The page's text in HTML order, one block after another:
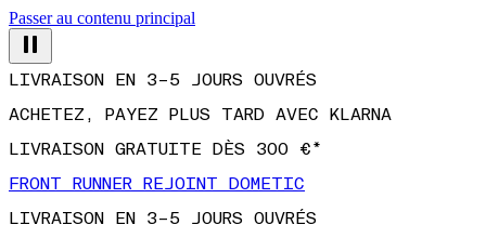
Passer au contenu principal
LIVRAISON EN 3–5 JOURS OUVRÉS
ACHETEZ, PAYEZ PLUS TARD AVEC KLARNA
LIVRAISON GRATUITE DÈS 300 €*
FRONT RUNNER REJOINT DOMETIC
LIVRAISON EN 3–5 JOURS OUVRÉS